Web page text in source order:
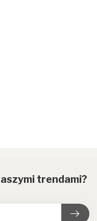
trendami?